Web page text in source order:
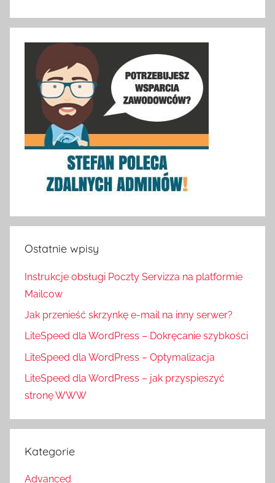
Ostatnie wpisy
Instrukcje obsługi Poczty Servizza na platformie
Mailcow
Jak przenieść skrzynkę e-mail na inny serwer?
LiteSpeed dla WordPress – Dokręcanie szybkości
LiteSpeed dla WordPress – Optymalizacja
LiteSpeed dla WordPress – jak przyspieszyć
stronę WWW
Kategorie
Advanced